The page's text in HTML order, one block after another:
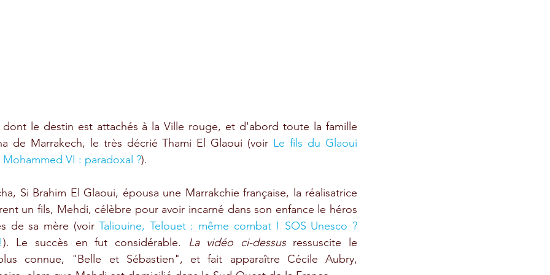
le destin est attachés à la Ville rouge, et d'abord toute la famille
de Marrakech, le très décrié Thami El Glaoui (voir Le fils du Glaoui
VI : paradoxal ?).
Si Brahim El Glaoui, épousa une Marrakchie française, la réalisatrice
un fils, Mehdi, célèbre pour avoir incarné dans son enfance le héros
de sa mère (voir Taliouine, Telouet : même combat ! SOS Unesco ?
). Le succès en fut considérable. La vidéo ci-dessus ressuscite le
connue, "Belle et Sébastien", et fait apparaître Cécile Aubry,